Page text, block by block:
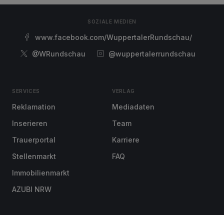
SOZIALE MEDIEN
www.facebook.com/WuppertalerRundschau/
@WRundschau
@wuppertalerrundschau
SERVICES
Reklamation
Inserieren
Trauerportal
Stellenmarkt
Immobilienmarkt
AZUBI NRW
VERLAG
Mediadaten
Team
Karriere
FAQ